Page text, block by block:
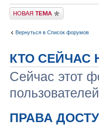
Новая тема
Вернуться в Список форумов
КТО СЕЙЧАС
Сейчас этот
ПРАВА